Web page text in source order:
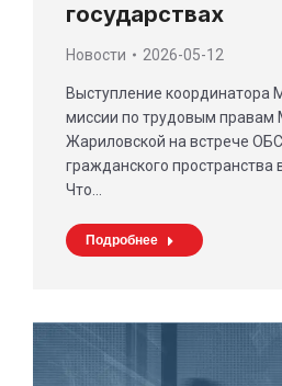
государствах
Новости 2026-05-12
Выступление координатора
миссии по трудовым правам
Жариловской на встрече
гражданского пространства
Что…
Подробнее